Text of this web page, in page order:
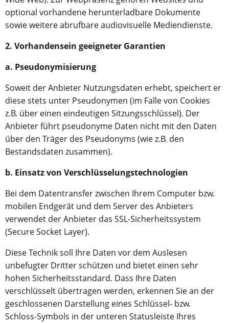
optional vorhandene herunterladbare Dokumente
sowie weitere abrufbare audiovisuelle Mediendienste.
2. Vorhandensein geeigneter Garantien
a. Pseudonymisierung
Soweit der Anbieter Nutzungsdaten erhebt, speichert er
diese stets unter Pseudonymen (im Falle von Cookies
z.B. über einen eindeutigen Sitzungsschlüssel). Der
Anbieter führt pseudonyme Daten nicht mit den Daten
über den Träger des Pseudonyms (wie z.B. den
Bestandsdaten zusammen).
b. Einsatz von Verschlüsselungstechnologien
Bei dem Datentransfer zwischen Ihrem Computer bzw.
mobilen Endgerät und dem Server des Anbieters
verwendet der Anbieter das SSL-Sicherheitssystem
(Secure Socket Layer).
Diese Technik soll Ihre Daten vor dem Auslesen
unbefugter Dritter schützen und bietet einen sehr
hohen Sicherheitsstandard. Dass Ihre Daten
verschlüsselt übertragen werden, erkennen Sie an der
geschlossenen Darstellung eines Schlüssel- bzw.
Schloss-Symbols in der unteren Statusleiste Ihres